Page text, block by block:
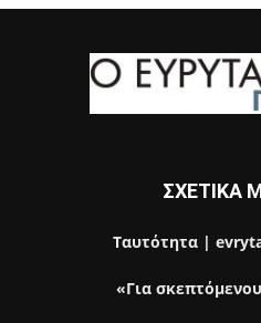
ΣΧΕΤΙΚΑ
Ταυτότητα |
«Για